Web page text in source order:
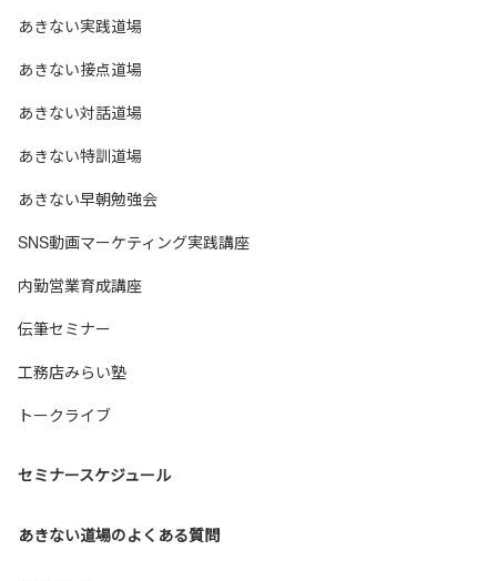
あきない実践道場
あきない接点道場
あきない対話道場
あきない特訓道場
あきない早朝勉強会
SNS動画マーケティング実践講座
内勤営業育成講座
伝筆セミナー
工務店みらい塾
トークライブ
セミナースケジュール
あきない道場のよくある質問